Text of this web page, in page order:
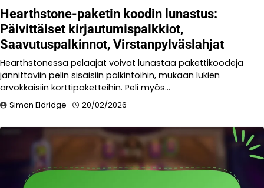
Hearthstone-paketin koodin lunastus:
Päivittäiset kirjautumispalkkiot,
Saavutuspalkinnot, Virstanpylväslahjat
Hearthstonessa pelaajat voivat lunastaa pakettikoodeja
jännittäviin pelin sisäisiin palkintoihin, mukaan lukien
arvokkaisiin korttipaketteihin. Peli myös…
Simon Eldridge 20/02/2026